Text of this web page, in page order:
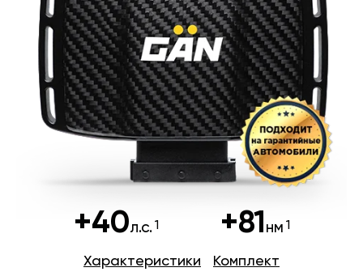
+40л.с. +81 нм
Характеристики Комплект